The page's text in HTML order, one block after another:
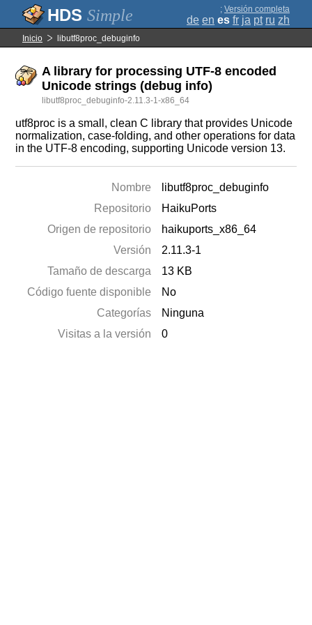
Simple ; Versión completa
de en es fr ja pt ru zh
Inicio libutf8proc_debuginfo
A library for processing UTF-8 encoded
Unicode strings (debug info)
libutf8proc_debuginfo-2.11.3-1-x86_64
utf8proc is a small, clean C library that provides Unicode
normalization, case-folding, and other operations for data
in the UTF-8 encoding, supporting Unicode version 13.
Nombre
libutf8proc_debuginfo
Repositorio
HaikuPorts
Origen de repositorio
haikuports_x86_64
Versión
2.11.3-1
Tamaño de descarga
13 KB
Código fuente disponible
No
Categorías
Ninguna
Visitas a la versión
0